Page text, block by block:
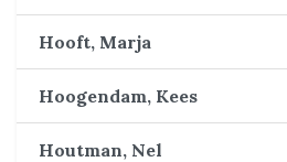
Hooft, Marja
Hoogendam, Kees
Houtman, Nel